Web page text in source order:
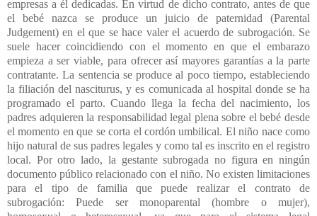
empresas a él dedicadas. En virtud de dicho contrato, antes de que
el bebé nazca se produce un juicio de paternidad (Parental
Judgement) en el que se hace valer el acuerdo de subrogación. Se
suele hacer coincidiendo con el momento en que el embarazo
empieza a ser viable, para ofrecer así mayores garantías a la parte
contratante. La sentencia se produce al poco tiempo, estableciendo
la filiación del nasciturus, y es comunicada al hospital donde se ha
programado el parto. Cuando llega la fecha del nacimiento, los
padres adquieren la responsabilidad legal plena sobre el bebé desde
el momento en que se corta el cordón umbilical. El niño nace como
hijo natural de sus padres legales y como tal es inscrito en el registro
local. Por otro lado, la gestante subrogada no figura en ningún
documento público relacionado con el niño. No existen limitaciones
para el tipo de familia que puede realizar el contrato de
subrogación: Puede ser monoparental (hombre o mujer),